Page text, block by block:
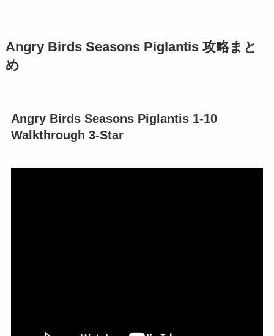
Angry Birds Seasons Piglantis 攻略まと
め
Angry Birds Seasons Piglantis 1-10
Walkthrough 3-Star